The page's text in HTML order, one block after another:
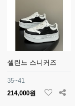
셀린느 스니커즈
35~41
214,000원